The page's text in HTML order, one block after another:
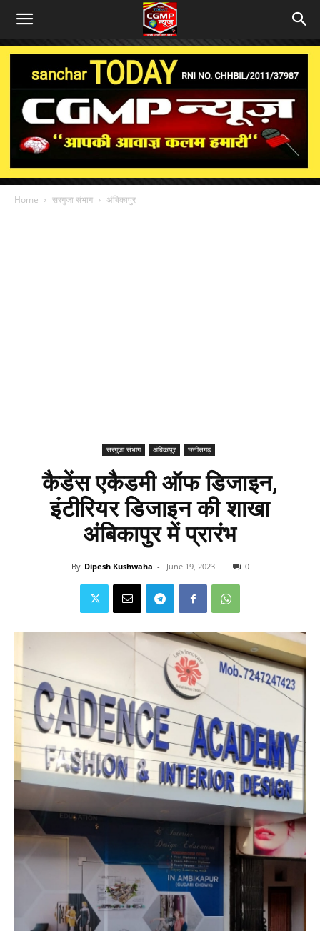
Home सरगुजा संभाग अंबिकापुर
सरगुजा संभाग अंबिकापुर छत्तीसगढ़
कैडेंस एकैडमी ऑफ डिजाइन,
इंटीरियर डिजाइन की शाखा
अंबिकापुर में प्रारंभ
By Dipesh Kushwaha - June 19, 2023 0